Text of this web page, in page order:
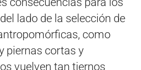
lado de la selección de
como
piernas cortas y
vuelven tan tiernos